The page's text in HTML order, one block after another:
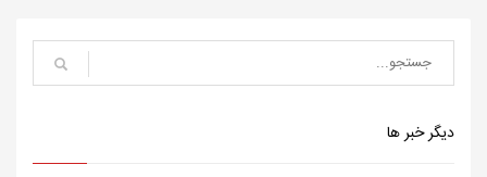
دیگر خبر ها